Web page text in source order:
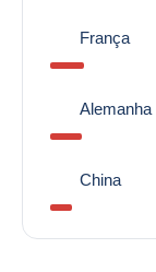
França
Alemanha
China